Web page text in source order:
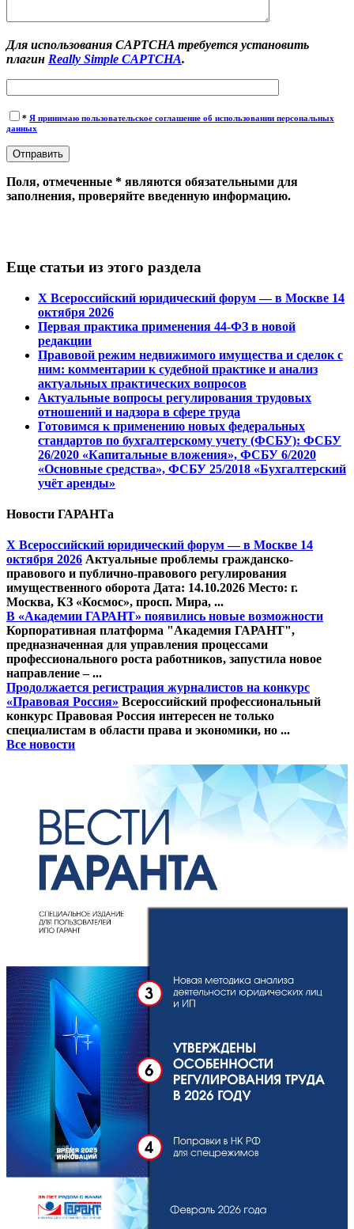
Для использования CAPTCHA требуется установить
плагин Really Simple CAPTCHA.
* Я принимаю пользовательское соглашение об использовании персональных
данных
Поля, отмеченные * являются обязательными для
заполнения, проверяйте введенную информацию.
Еще статьи из этого раздела
Х Всероссийский юридический форум — в Москве 14
октября 2026
Первая практика применения 44-ФЗ в новой
редакции
Правовой режим недвижимого имущества и сделок с
ним: комментарии к судебной практике и анализ
актуальных практических вопросов
Актуальные вопросы регулирования трудовых
отношений и надзора в сфере труда
Готовимся к применению новых федеральных
стандартов по бухгалтерскому учету (ФСБУ): ФСБУ
26/2020 «Капитальные вложения», ФСБУ 6/2020
«Основные средства», ФСБУ 25/2018 «Бухгалтерский
учёт аренды»
Новости ГАРАНТа
Х Всероссийский юридический форум — в Москве 14
октября 2026 Актуальные проблемы гражданско-
правового и публично-правового регулирования
имущественного оборота Дата: 14.10.2026 Место: г.
Москва, КЗ «Космос», просп. Мира, ...
В «Академии ГАРАНТ» появились новые возможности
Корпоративная платформа "Академия ГАРАНТ",
предназначенная для управления процессами
профессионального роста работников, запустила новое
направление – ...
Продолжается регистрация журналистов на конкурс
«Правовая Россия» Всероссийский профессиональный
конкурс Правовая Россия интересен не только
специалистам в области права и экономики, но ...
Все новости